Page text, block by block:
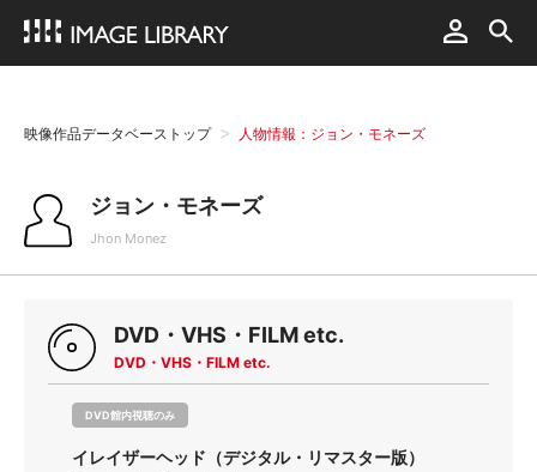
映像作品データベーストップ 人物情報：ジョン・モネーズ
ジョン・モネーズ
Jhon Monez
DVD・VHS・FILM etc.
DVD・VHS・FILM etc.
DVD館内視聴のみ
イレイザーヘッド（デジタル・リマスター版）